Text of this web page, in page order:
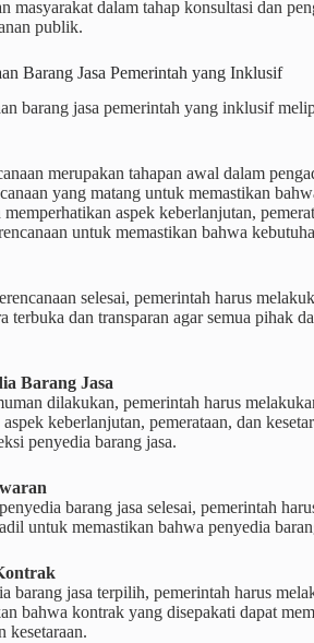
masyarakat dalam tahap konsultasi dan
publik.
Barang Jasa Pemerintah yang Inklusif
barang jasa pemerintah yang inklusif
merupakan tahapan awal dalam
yang matang untuk memastikan
memperhatikan aspek keberlanjutan,
untuk memastikan bahwa
selesai, pemerintah harus
terbuka dan transparan agar semua pihak
Barang Jasa
dilakukan, pemerintah harus
keberlanjutan, pemerataan, dan
penyedia barang jasa.
barang jasa selesai, pemerintah
untuk memastikan bahwa penyedia
barang jasa terpilih, pemerintah harus
bahwa kontrak yang disepakati dapat
kesetaraan.